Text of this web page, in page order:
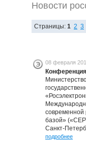
Новости
Страницы: 1 2 3
08 февраля
современной
базой»
Санкт-
подробнее